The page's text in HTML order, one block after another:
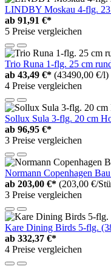
LINDBY Moskau 4-flg.
ab 91,91 €*
5 Preise vergleichen
Trio Runa 1-flg. 25 cm
ab 43,49 €* (43490,00 €/l)
4 Preise vergleichen
Sollux Sula 3-flg. 20 cm
ab 96,95 €*
3 Preise vergleichen
Normann Copenhagen
ab 203,00 €* (203,00 €/
3 Preise vergleichen
Kare Dining Birds 5-flg.
ab 332,37 €*
4 Preise vergleichen